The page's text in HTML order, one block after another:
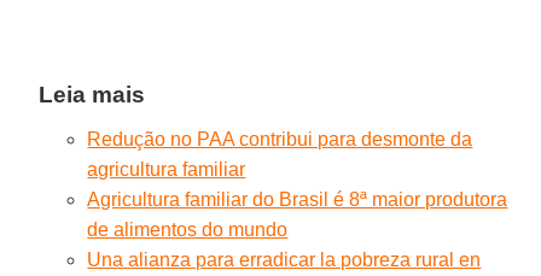
Leia mais
Redução no PAA contribui para desmonte da
agricultura familiar
Agricultura familiar do Brasil é 8ª maior produtora
de alimentos do mundo
Una alianza para erradicar la pobreza rural en